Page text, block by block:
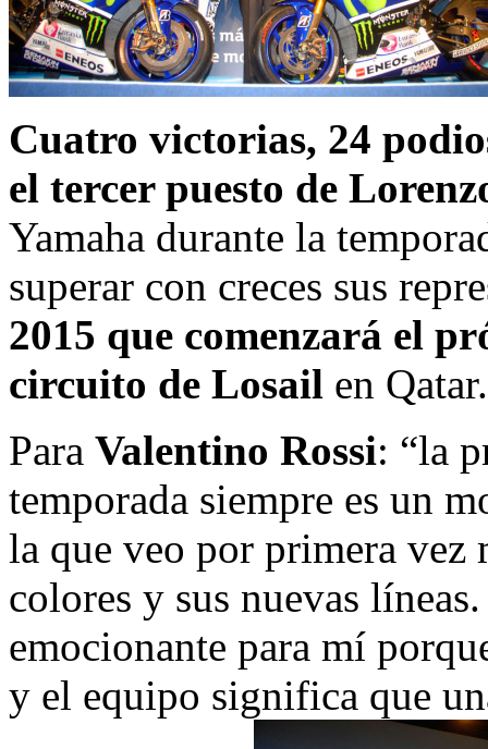
Cuatro victorias, 24
el tercer puesto de
Yamaha durante la
superar con creces sus
2015 que comenzará el
circuito de Losail en Qatar.
Para Valentino Rossi: “la
temporada siempre es un
la que veo por primera vez
colores y sus nuevas
emocionante para mí
y el equipo significa que